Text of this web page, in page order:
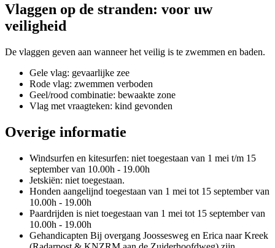
Vlaggen op de stranden: voor uw
veiligheid
De vlaggen geven aan wanneer het veilig is te zwemmen en baden.
Gele vlag: gevaarlijke zee
Rode vlag: zwemmen verboden
Geel/rood combinatie: bewaakte zone
Vlag met vraagteken: kind gevonden
Overige informatie
Windsurfen en kitesurfen: niet toegestaan van 1 mei t/m 15
september van 10.00h - 19.00h
Jetskiën: niet toegestaan.
Honden aangelijnd toegestaan van 1 mei tot 15 september van
10.00h - 19.00h
Paardrijden is niet toegestaan van 1 mei tot 15 september van
10.00h - 19.00h
Gehandicapten Bij overgang Joossesweg en Erica naar Kreek